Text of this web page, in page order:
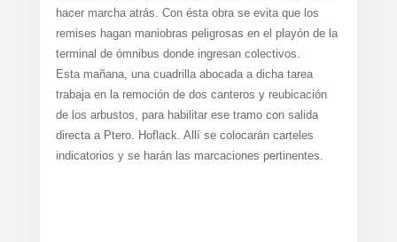
hacer marcha atrás. Con ésta obra se evita que los
remises hagan maniobras peligrosas en el playón de la
terminal de ómnibus donde ingresan colectivos.
Esta mañana, una cuadrilla abocada a dicha tarea
trabaja en la remoción de dos canteros y reubicación
de los arbustos, para habilitar ese tramo con salida
directa a Ptero. Hoflack. Allí se colocarán carteles
indicatorios y se harán las marcaciones pertinentes.